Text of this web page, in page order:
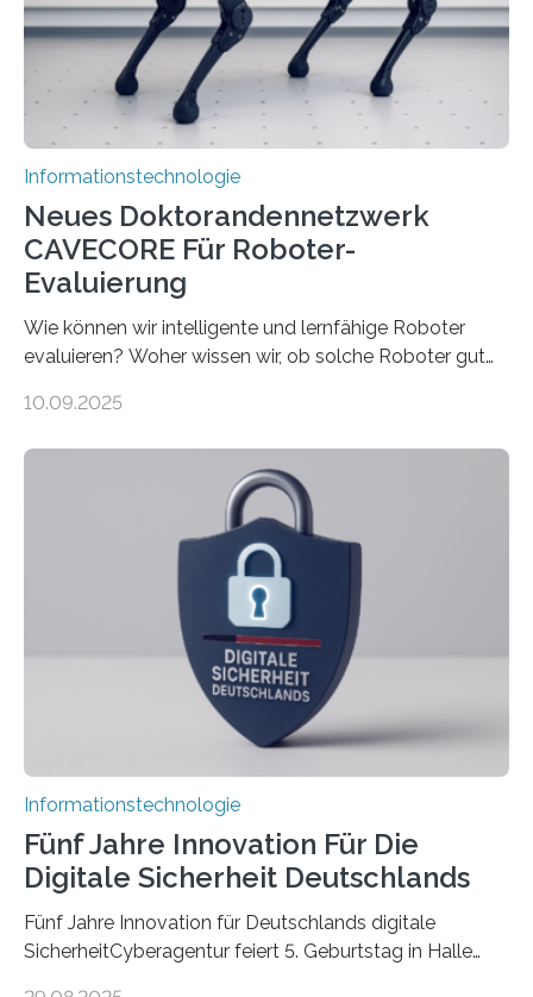
immer größer werden und riesige Datenmengen
verarbeiten müssen, steigt der Bedarf an neuen
Rechenarchitekturen. Neben Quantencomputern
rücken dabei insbesondere…
Informationstechnologie
Neues Doktorandennetzwerk
CAVECORE Für Roboter-
Evaluierung
Wie können wir intelligente und lernfähige Roboter
evaluieren? Woher wissen wir, ob solche Roboter gut
sich CAVECORE – ein neues Marie Skłodowska-Curie
koordiniert wird. Ab dem 1. September werden sich
über einen Zeitraum von vier Jahren insgesamt 15
Promovierende im Rahmen von CAVECORE mit
kognitiven Robotern beschäftigen – also mit Robotern,
die mittels Sensoren ihre Umgebung erfassen,
Informationen verarbeiten und häufig auch mit…
10.09.2025
Informationstechnologie
Fünf Jahre Innovation Für Die
Digitale Sicherheit Deutschlands
Fünf Jahre Innovation für Deutschlands digitale
SicherheitCyberagentur feiert 5. Geburtstag in Halle